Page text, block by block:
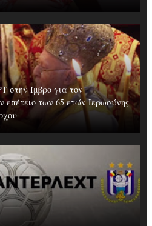
στην Ίμβρο για τον
επέτειο των 65 ετών Ιερωσύνης